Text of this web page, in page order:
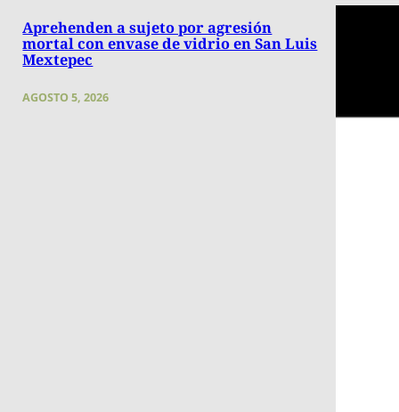
Aprehenden a sujeto por agresión
mortal con envase de vidrio en San Luis
Mextepec
AGOSTO 5, 2026